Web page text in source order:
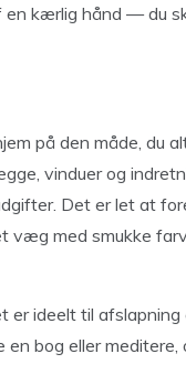
en kærlig hånd — du
på den måde, du
vinduer og
Det er let at
væg med smukke
er ideelt til afslapning
bog eller meditere,